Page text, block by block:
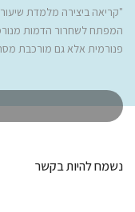
"קריאה ביצירה מלמדת
המפתח לשחרור הדמות
פנורמית אלא גם מורכבת
נשמח להיות בקשר